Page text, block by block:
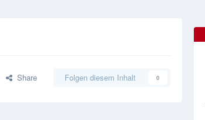
Share Folgen diesem Inhalt 0